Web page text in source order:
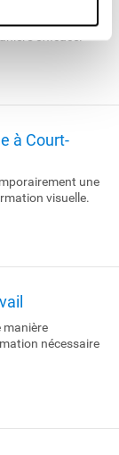
activement les
à Court-
une
visuelle.
manière
nécessaire